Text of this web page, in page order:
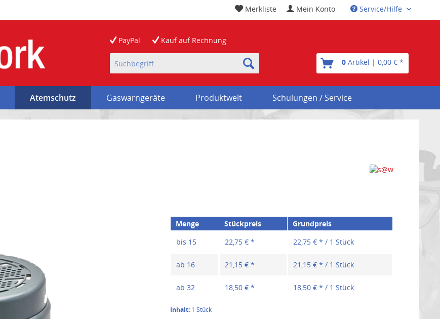
Service/Hilfe
Mein Konto
Merkliste
PayPal Kauf auf Rechnung
0 Artikel | 0,00 € *
Atemschutz Gaswarngeräte Produktwelt Schulungen / Service
Menge Stückpreis
Grundpreis
bis 15 22,75 € * 22,75 € * / 1 Stück
ab 16 21,15 € * 21,15 € * / 1 Stück
ab32 18,50 € * 18,50 € * / 1 Stück
Inhalt: 1 Stück